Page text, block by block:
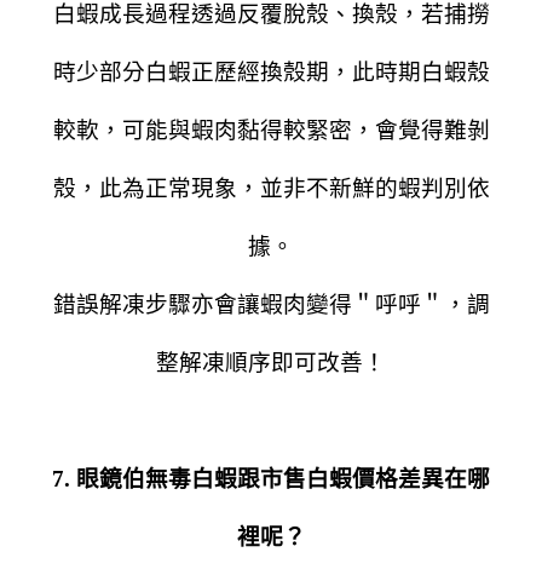
白蝦成長過程透過反覆脫殼、換殼，若捕撈
時少部分白蝦正歷經換殼期，此時期白蝦殼
較軟，可能與蝦肉黏得較緊密，會覺得難剝
殼，此為正常現象，並非不新鮮的蝦判別依
據。
錯誤解凍步驟亦會讓蝦肉變得＂呼呼＂，調
整解凍順序即可改善！
7. 眼鏡伯無毒白蝦跟市售白蝦價格差異在哪
裡呢？